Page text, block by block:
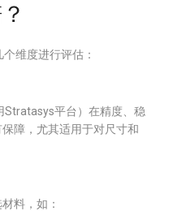
维度进行评估：
Stratasys平台）在精度、稳
障，尤其适用于对尺寸和
料，如：